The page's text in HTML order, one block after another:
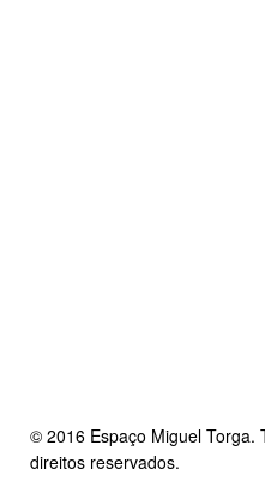
© 2016 Espaço Miguel Torga.
direitos reservados.